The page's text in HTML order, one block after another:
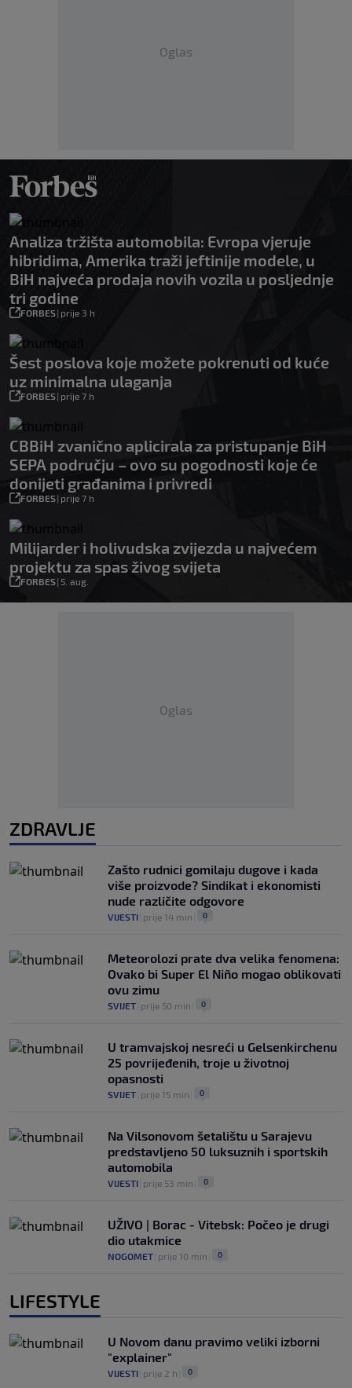
Oglas
Analiza tržišta automobila: Evropa vjeruje
hibridima, Amerika traži jeftinije modele, u
BiH najveća prodaja novih vozila u posljednje
tri godine
FORBES| prije 3 h
Šest poslova koje možete pokrenuti od kuće
uz minimalna ulaganja
FORBES| prije 7 h
CBBiH zvanično aplicirala za pristupanje BiH
SEPA području – ovo su pogodnosti koje će
donijeti građanima i privredi
FORBES| prije 7 h
Milijarder i holivudska zvijezda u najvećem
projektu za spas živog svijeta
FORBES| 5. aug.
Oglas
ZDRAVLJE
Zašto rudnici gomilaju dugove i kada
više proizvode? Sindikat i ekonomisti
nude različite odgovore
VIJESTI prije 14 min 0
Meteorolozi prate dva velika fenomena:
Ovako bi Super El Niño mogao oblikovati
ovu zimu
SVIJET prije 50 min 0
U tramvajskoj nesreći u Gelsenkirchenu
25 povrijeđenih, troje u životnoj
opasnosti
SVIJET prije 15 min 0
Na Vilsonovom šetalištu u Sarajevu
predstavljeno 50 luksuznih i sportskih
automobila
VIJESTI prije 53 min 0
UŽIVO | Borac - Vitebsk: Počeo je drugi
dio utakmice
NOGOMET prije 10 min 0
LIFESTYLE
U Novom danu pravimo veliki izborni
"explainer"
VIJESTI prije 2 h 0